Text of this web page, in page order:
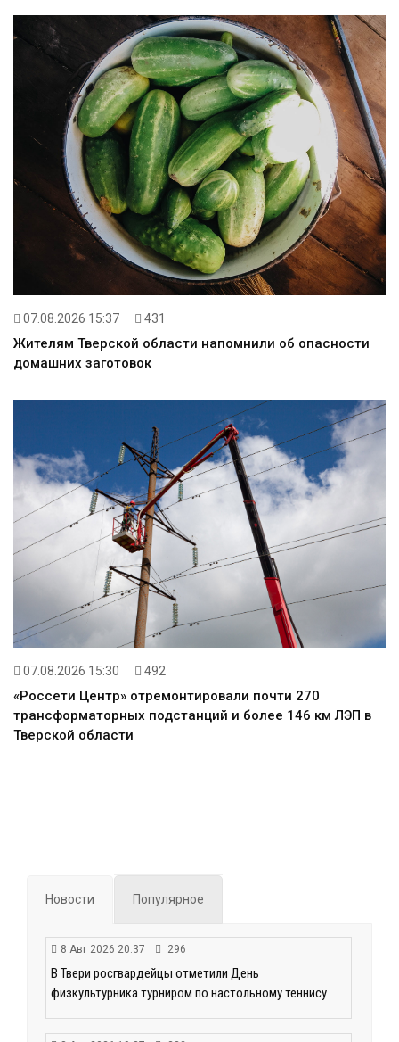
07.08.2026 15:37 431
Жителям Тверской области напомнили об опасности
домашних заготовок
07.08.2026 15:30 492
«Россети Центр» отремонтировали почти 270
трансформаторных подстанций и более 146 км ЛЭП в
Тверской области
Новости Популярное
8 Авг 2026 20:37 296
В Твери росгвардейцы отметили День
физкультурника турниром по настольному теннису